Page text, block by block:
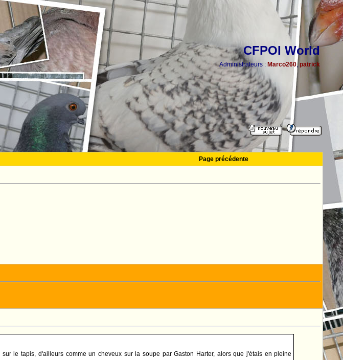
CFPOI World
Administrateurs : Marco260, patrick
Page précédente
le tapis, d'ailleurs comme un cheveux sur la soupe par Gaston Harter, alors que j'étais en pleine